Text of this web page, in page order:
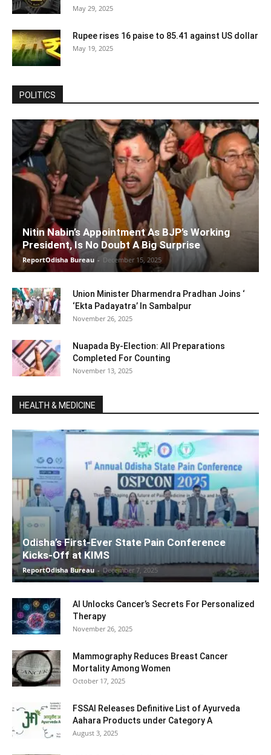
May 29, 2025
Rupee rises 16 paise to 85.41 against US dollar
May 19, 2025
POLITICS
Nitin Nabin’s Appointment As BJP’s Working
President, Is No Doubt A Big Surprise
ReportOdisha Bureau - December 15, 2025
Union Minister Dharmendra Pradhan Joins ‘
‘Ekta Padayatra’ In Sambalpur
November 26, 2025
Nuapada By-Election: All Preparations
Completed For Counting
November 13, 2025
HEALTH & MEDICINE
Odisha’s First-Ever State Pain Conference
Kicks-Off at KIMS
ReportOdisha Bureau - December 7, 2025
AI Unlocks Cancer’s Secrets For Personalized
Therapy
November 26, 2025
Mammography Reduces Breast Cancer
Mortality Among Women
October 17, 2025
FSSAI Releases Definitive List of Ayurveda
Aahara Products under Category A
August 3, 2025